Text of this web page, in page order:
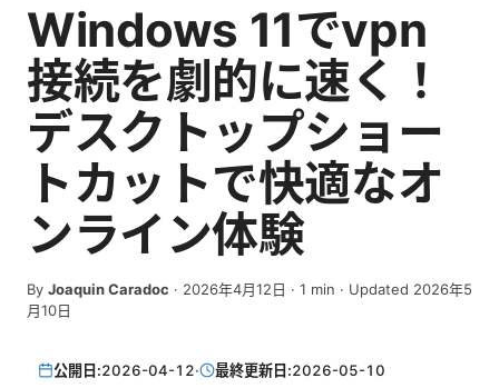
Windows 11でvpn
接続を劇的に速く！
デスクトップショー
トカットで快適なオ
ンライン体験
By Joaquin Caradoc · 2026年4月12日 · 1 min · Updated 2026年5
月10日
公開日:2026-04-12· 最終更新日:2026-05-10